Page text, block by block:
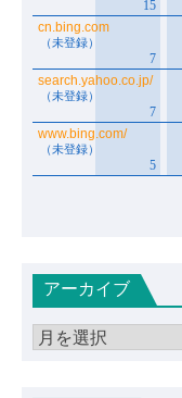
アーカイブ
ア